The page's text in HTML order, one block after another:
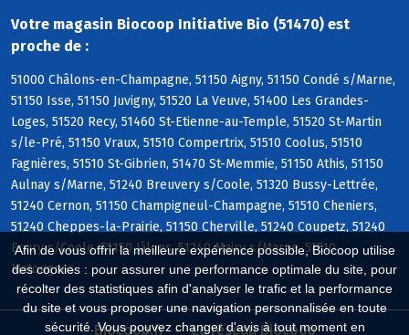
Afin de vous offrir la meilleure expérience possible, Biocoop utilise
des cookies : pour assurer une performance optimale du site, pour
récolter des statistiques afin d'analyser le trafic et la performance
du site et vous proposer une navigation personnalisée en toute
sécurité. Vous pouvez changer d'avis à tout moment en
Votre magasin Biocoop Initiative Bio (51470) est
proche de :
51000 Châlons-en-Champagne, 51150 Aigny, 51150 Condé s/Marne,
51150 Isse, 51150 Juvigny, 51520 La Veuve, 51400 Les Grandes-
Loges, 51520 Recy, 51460 St-Etienne-au-Temple, 51520 St-Martin
s/le-Pré, 51150 Vraux, 51510 Compertrix, 51510 Coolus, 51510
Fagnières, 51510 St-Gibrien, 51470 St-Memmie, 51150 Athis, 51150
Aulnay s/Marne, 51240 Breuvery s/Coole, 51320 Bussy-Lettrée,
51240 Cernon, 51150 Champigneul-Champagne, 51510 Cheniers,
51240 Cheppes-la-Prairie, 51150 Cherville, 51240 Coupetz, 51240
Ecury s/Coole, 51150 Jâlons, 51240 Mairy s/Marne, 51510
Matougues
Biocoop.fr Le réseau Biocoop